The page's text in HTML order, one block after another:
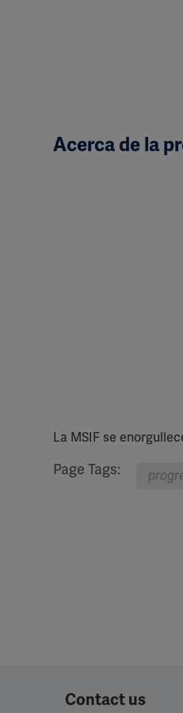
Acerca de la
La MSIF se
Page Tags:
Contact us